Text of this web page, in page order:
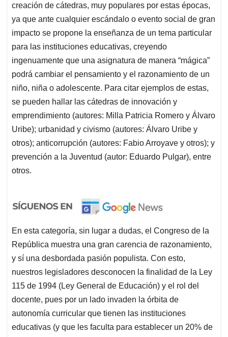
creación de cátedras, muy populares por estas épocas,
ya que ante cualquier escándalo o evento social de gran
impacto se propone la enseñanza de un tema particular
para las instituciones educativas, creyendo
ingenuamente que una asignatura de manera “mágica”
podrá cambiar el pensamiento y el razonamiento de un
niño, niña o adolescente. Para citar ejemplos de estas,
se pueden hallar las cátedras de innovación y
emprendimiento (autores: Milla Patricia Romero y Álvaro
Uribe); urbanidad y civismo (autores: Álvaro Uribe y
otros); anticorrupción (autores: Fabio Arroyave y otros); y
prevención a la Juventud (autor: Eduardo Pulgar), entre
otros.
En esta categoría, sin lugar a dudas, el Congreso de la
República muestra una gran carencia de razonamiento,
y sí una desbordada pasión populista. Con esto,
nuestros legisladores desconocen la finalidad de la Ley
115 de 1994 (Ley General de Educación) y el rol del
docente, pues por un lado invaden la órbita de
autonomía curricular que tienen las instituciones
educativas (y que les faculta para establecer un 20% de